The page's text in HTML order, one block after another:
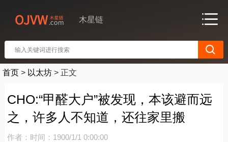
木星链
首页 > 以太坊 > 正文
CHO:“甲醛大户”被发现，本该避而远
之，许多人不知道，还往家里搬
作者： 时间：1900/1/1 0:00:00